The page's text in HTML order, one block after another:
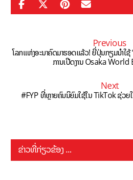
Previous
ໂລກແຫ່ງອະນາຄົດມາຮອດແລ້ວ! ຍີ່ປຸ່ນກຽມນຳໃ
ການເປີດງານ Osaka
Next
#FYP ທີ່ຫຼາຍຄົນນິຍົມໃຊ້ໃນ TikTok ຊ່ວ
ຂ່າວທີ່ກ່ຽວຂ້ອງ ...